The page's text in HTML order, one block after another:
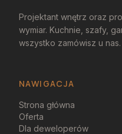
Projektant wnętrz oraz
wymiar. Kuchnie, szafy,
wszystko zamówisz u nas.
NAWIGACJA
Strona główna
Oferta
Dla deweloperów